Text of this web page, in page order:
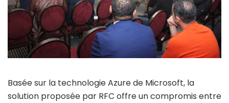
Basée sur la technologie Azure de Microsoft, la
solution proposée par RFC offre un compromis entre